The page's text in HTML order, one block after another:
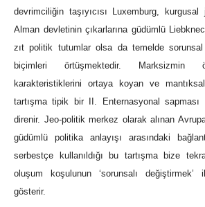
devrimciliğin taşıyıcısı Luxemburg,
Alman devletinin çıkarlarına güdümlü
zıt politik tutumlar olsa da temelde
biçimleri örtüşmektedir. Marksizmin
karakteristiklerini ortaya koyan ve
tartışma tipik bir II. Enternasyonal sapması
direnir. Jeo-politik merkez olarak alınan
güdümlü politika anlayışı arasındaki
serbestçe kullanıldığı bu tartışma bize
oluşum koşulunun ‘sorunsalı değiştirmek’
gösterir.